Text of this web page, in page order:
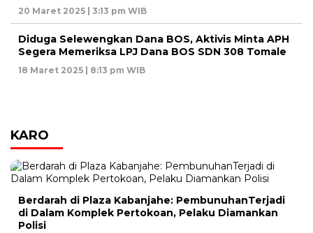
20 Maret 2025 | 3:13 pm WIB
Diduga Selewengkan Dana BOS, Aktivis Minta APH
Segera Memeriksa LPJ Dana BOS SDN 308 Tomale
18 Maret 2025 | 8:13 pm WIB
KARO
Berdarah di Plaza Kabanjahe: PembunuhanTerjadi
di Dalam Komplek Pertokoan, Pelaku Diamankan
Polisi